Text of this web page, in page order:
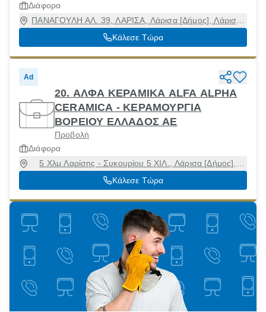
Διάφορα
ΠΑΝΑΓΟΥΛΗ AΛ. 39, ΛΑΡΙΣΑ, Λάρισα [Δήμος], Λάρισα,
41223
Κάλεσε Τώρα
Ad
20. ΑΛΦΑ ΚΕΡΑΜΙΚΑ ALFA ALPHA
CERAMICA - ΚΕΡΑΜΟΥΡΓΙΑ
ΒΟΡΕΙΟΥ ΕΛΛΑΔΟΣ ΑΕ
Προβολή
Διάφορα
5 Χλμ Λαρίσης - Συκουρίου 5 ΧΙΛ., Λάρισα [Δήμος],
Λάρισα, 41221
Κάλεσε Τώρα